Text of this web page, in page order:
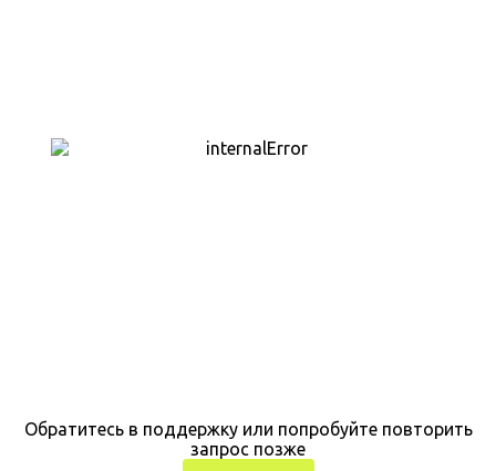
Обратитесь в поддержку или попробуйте повторить
запрос позже